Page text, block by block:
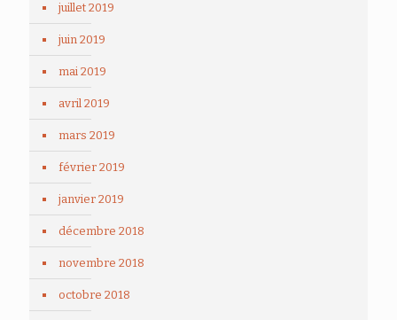
juillet 2019
juin 2019
mai 2019
avril 2019
mars 2019
février 2019
janvier 2019
décembre 2018
novembre 2018
octobre 2018